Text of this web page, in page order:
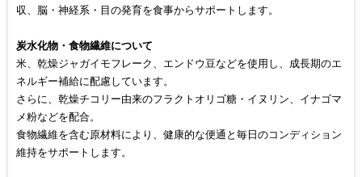
収、脳・神経系・目の発育を食事からサポートします。
炭水化物・食物繊維について
米、乾燥ジャガイモフレーク、エンドウ豆などを使用し、成長期のエ
ネルギー補給に配慮しています。
さらに、乾燥チコリー由来のフラクトオリゴ糖・イヌリン、イナゴマ
メ粉などを配合。
食物繊維を含む原材料により、健康的な便通と毎日のコンディション
維持をサポートします。